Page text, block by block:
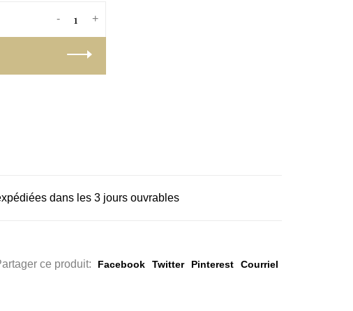
+
-
dans les 3 jours ouvrables
ce produit: Facebook Twitter Pinterest Courriel